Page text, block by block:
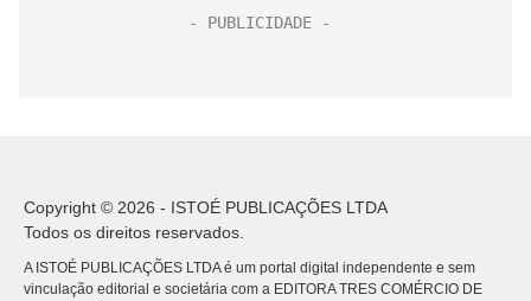
Copyright © 2026 - ISTOÉ PUBLICAÇÕES LTDA
Todos os direitos reservados.
A ISTOÉ PUBLICAÇÕES LTDA é um portal digital independente e sem
vinculação editorial e societária com a EDITORA TRES COMÉRCIO DE